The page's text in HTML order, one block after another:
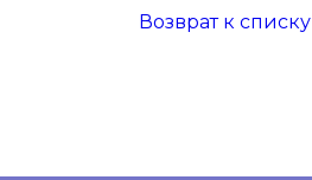
Возврат к списку